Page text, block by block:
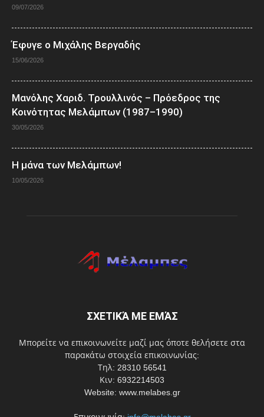
09/07/2026
Έφυγε ο Μιχάλης Βεργαδής
15/06/2026
Μανόλης Χαριδ. Τρουλλινός – Πρόεδρος της
Κοινότητας Μελάμπων (1987–1990)
30/05/2026
Η μάνα των Μελάμπων!
10/05/2026
ΣΧΕΤΙΚΆ ΜΕ ΕΜΆΣ
Μπορείτε να επικοινωνείτε μαζί μας όποτε θελήσετε στα
παρακάτω στοιχεία επικοινωνίας:
Τηλ: 28310 56541
Κιν: 6932214503
Website: www.melabes.gr